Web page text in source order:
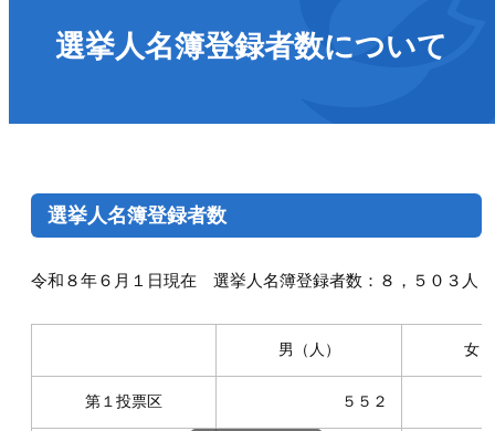
選挙人名簿登録者数について
選挙人名簿登録者数
令和８年６月１日現在 選挙人名簿登録者数：８，５０３人
男（人） 女
第１投票区 ５５２